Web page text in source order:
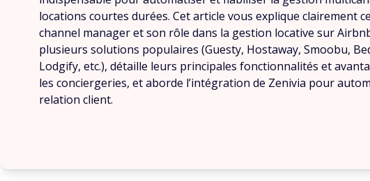
locations courtes durées. Cet article vous explique clairement
channel manager et son rôle dans la gestion locative sur
plusieurs solutions populaires (Guesty, Hostaway, Smoobu,
Lodgify, etc.), détaille leurs principales fonctionnalités et
les conciergeries, et aborde l’intégration de Zenivia pour
relation client.